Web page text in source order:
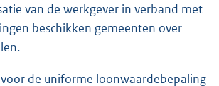
van de werkgever in verband met
beschikken gemeenten over
de uniforme loonwaardebepaling